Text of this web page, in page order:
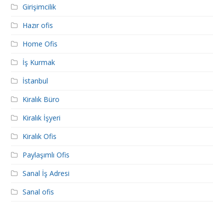
Girişimcilik
Hazır ofis
Home Ofis
İş Kurmak
İstanbul
Kiralık Büro
Kiralık İşyeri
Kiralık Ofis
Paylaşımlı Ofis
Sanal İş Adresi
Sanal ofis